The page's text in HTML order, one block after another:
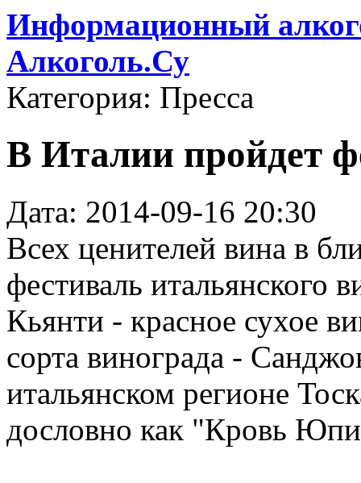
Информационный
Алкоголь.Су
Категория: Пресса
В Италии пройдет
Дата: 2014-09-16 20:30
Всех ценителей вина в
фестиваль итальянского
Кьянти - красное сухое
сорта винограда -
итальянском регионе
дословно как "Кровь